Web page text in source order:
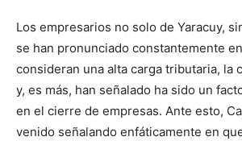
Los empresarios no solo de Yaracuy,
se han pronunciado constantemente
consideran una alta carga tributaria, la
y, es más, han señalado ha sido un
en el cierre de empresas. Ante esto,
venido señalando enfáticamente en